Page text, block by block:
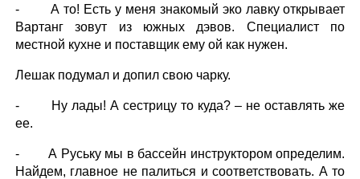
- А то! Есть у меня знакомый эко лавку открывает
Вартанг зовут из южных дэвов. Специалист по
местной кухне и поставщик ему ой как нужен.
Лешак подумал и допил свою чарку.
- Ну лады! А сестрицу то куда? – не оставлять же
ее.
- А Руську мы в бассейн инструктором определим.
Найдем, главное не палиться и соответствовать. А то